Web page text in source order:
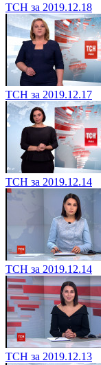
ТСН за 2019.12.18
ТСН за 2019.12.17
ТСН за 2019.12.14
ТСН за 2019.12.14
ТСН за 2019.12.13